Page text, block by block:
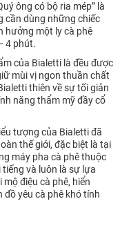
ông có bộ ria mép” là
cần dùng những chiếc
hưởng một ly cà phê
4 phút.
của Bialetti là đều được
mùi vị ngon thuần chất
thiên về sự tối giản
năng thẩm mỹ đầy cổ
tượng của Bialetti đã
thế giới, đặc biệt là tại
máy pha cà phê thuộc
và luôn là sự lựa
điệu cà phê, hiển
yêu cà phê khó tính